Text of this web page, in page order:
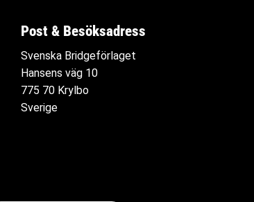
Post & Besöksadress
Svenska Bridgeförlaget
Hansens väg 10
775 70 Krylbo
Sverige